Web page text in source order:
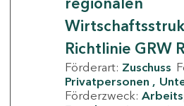
Richtlinie GRW
Förderart: Zuschuss
Privatpersonen
Förderzweck: